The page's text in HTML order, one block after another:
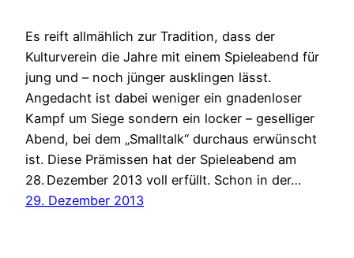
Es reift allmählich zur Tradition, dass der
Kulturverein die Jahre mit einem Spieleabend für
jung und – noch jünger ausklingen lässt.
Angedacht ist dabei weniger ein gnadenloser
Kampf um Siege sondern ein locker – geselliger
Abend, bei dem „Smalltalk“ durchaus erwünscht
ist. Diese Prämissen hat der Spieleabend am
28. Dezember 2013 voll erfüllt. Schon in der…
29. Dezember 2013